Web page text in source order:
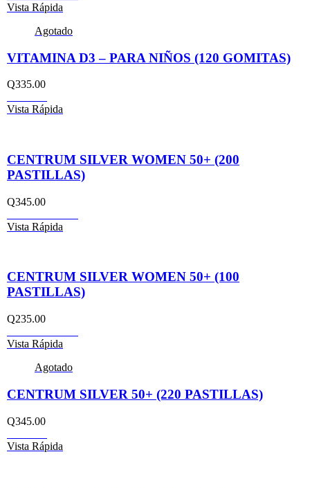
Vista Rápida
Agotado
VITAMINA D3 – PARA NIÑOS (120 GOMITAS)
Q335.00
Vista Rápida
CENTRUM SILVER WOMEN 50+ (200
PASTILLAS)
Q345.00
Vista Rápida
CENTRUM SILVER WOMEN 50+ (100
PASTILLAS)
Q235.00
Vista Rápida
Agotado
CENTRUM SILVER 50+ (220 PASTILLAS)
Q345.00
Vista Rápida